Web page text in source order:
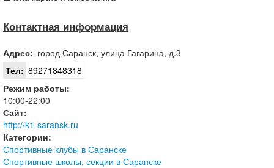
Контактная информация
Адрес: город Саранск, улица Гагарина, д.3
Тел: 89271848318
Режим работы:
10:00-22:00
Сайт:
http://k1-saransk.ru
Категории:
Спортивные клубы в Саранске
Спортивные школы, секции в Саранске